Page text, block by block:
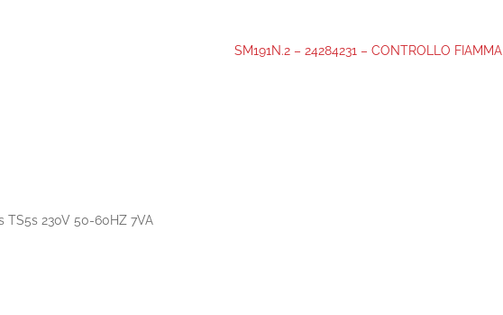
SM191N.2 – 24284231 – CONTROLLO FIAMMA
TS5s 230V 50-60HZ 7VA